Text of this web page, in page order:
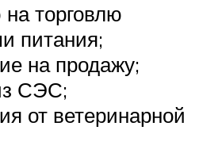
торговлю
питания;
на продажу;
СЭС;
от ветеринарной